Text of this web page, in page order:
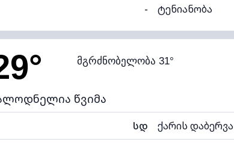
- ტენიანობა
66% (კომფორტული) ღრუბლიანობა
20°C ხილვადობა
4 (მკრთალი)
მგრძნობელობა 31°
წვიმა
სდ ქარის დაბერვა